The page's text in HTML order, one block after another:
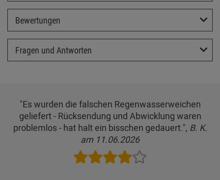
Bewertungen
Fragen und Antworten
"Es wurden die falschen Regenwasserweichen
geliefert - Rücksendung und Abwicklung waren
problemlos - hat halt ein bisschen gedauert.", B. K.
am 11.06.2026